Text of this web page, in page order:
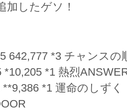
加したゲソ！
642,777 *3 チャンスの
*10,205 *1 熱烈
*1 運命のしず